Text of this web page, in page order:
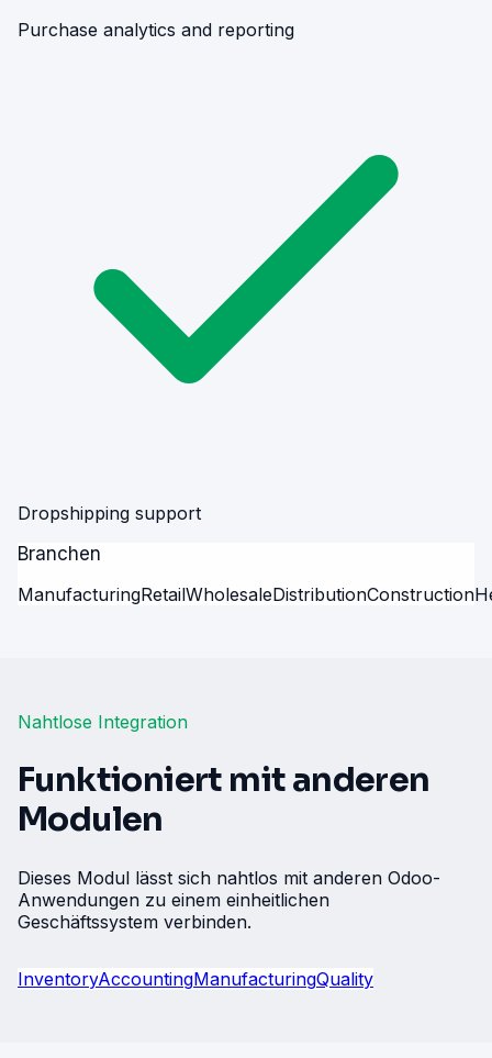
Purchase analytics and reporting
Dropshipping support
Branchen
ManufacturingRetailWholesaleDistributionConstruction
Nahtlose Integration
Funktioniert mit anderen
Modulen
Dieses Modul lässt sich nahtlos mit anderen Odoo-
Anwendungen zu einem einheitlichen
Geschäftssystem verbinden.
InventoryAccountingManufacturingQuality